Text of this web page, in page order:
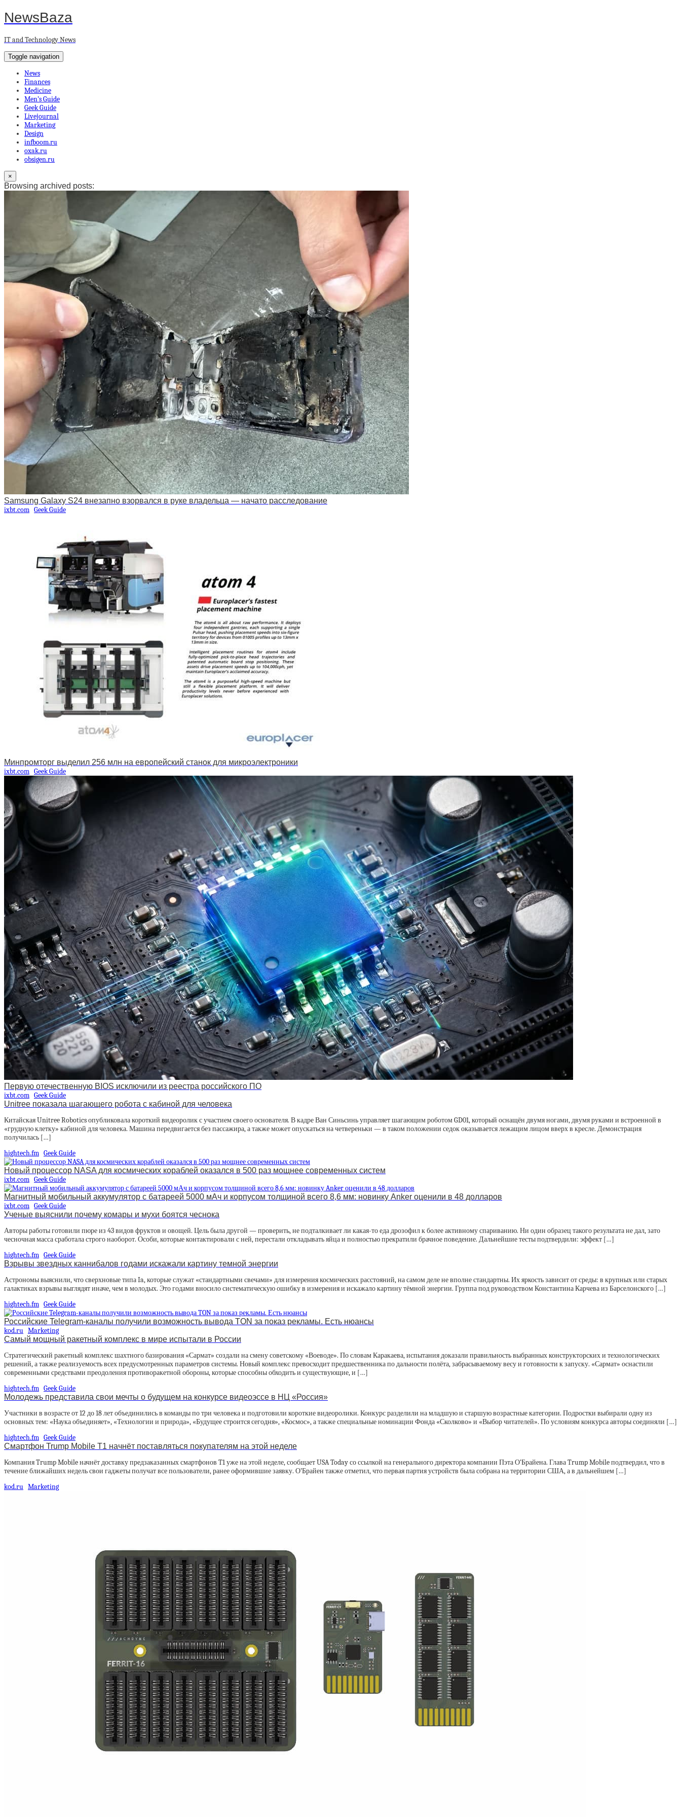
NewsBaza
IT and Technology News
Toggle navigation
News
Finances
Medicine
Men’s Guide
Geek Guide
Livejournal
Marketing
Design
infboom.ru
oxak.ru
obsigen.ru
×
Browsing archived posts:
Samsung Galaxy S24 внезапно взорвался в руке владельца — начато расследование
ixbt.com Geek Guide
Минпромторг выделил 256 млн на европейский станок для микроэлектроники
ixbt.com Geek Guide
Первую отечественную BIOS исключили из реестра российского ПО
ixbt.com Geek Guide
Unitree показала шагающего робота с кабиной для человека
Китайская Unitree Robotics опубликовала короткий видеоролик с участием своего основателя. В кадре Ван Синьсинь управляет шагающим роботом GD01, который оснащён двумя ногами, двумя руками и встроенной в
«грудную клетку» кабиной для человека. Машина передвигается без пассажира, а также может опускаться на четвереньки — в таком положении седок оказывается лежащим лицом вверх в кресле. Демонстрация
получилась […]
hightech.fm Geek Guide
Новый процессор NASA для космических кораблей оказался в 500 раз мощнее современных систем
ixbt.com Geek Guide
Магнитный мобильный аккумулятор с батареей 5000 мАч и корпусом толщиной всего 8,6 мм: новинку Anker оценили в 48 долларов
ixbt.com Geek Guide
Ученые выяснили почему комары и мухи боятся чеснока
Авторы работы готовили пюре из 43 видов фруктов и овощей. Цель была другой — проверить, не подталкивает ли какая-то еда дрозофил к более активному спариванию. Ни один образец такого результата не дал, зато
чесночная масса сработала строго наоборот. Особи, которые контактировали с ней, перестали откладывать яйца и полностью прекратили брачное поведение. Дальнейшие тесты подтвердили: эффект […]
hightech.fm Geek Guide
Взрывы звездных каннибалов годами искажали картину темной энергии
Астрономы выяснили, что сверхновые типа Ia, которые служат «стандартными свечами» для измерения космических расстояний, на самом деле не вполне стандартны. Их яркость зависит от среды: в крупных или старых
галактиках взрывы выглядят иначе, чем в молодых. Это годами вносило систематическую ошибку в измерения и искажало картину тёмной энергии. Группа под руководством Константина Карчева из Барселонского […]
hightech.fm Geek Guide
Российские Telegram-каналы получили возможность вывода TON за показ рекламы. Есть нюансы
kod.ru Marketing
Cамый мощный ракетный комплекс в мире испытали в России
Стратегический ракетный комплекс шахтного базирования «Сармат» создали на смену советскому «Воеводе». По словам Каракаева, испытания доказали правильность выбранных конструкторских и технологических
решений, а также реализуемость всех предусмотренных параметров системы. Новый комплекс превосходит предшественника по дальности полёта, забрасываемому весу и готовности к запуску. «Сармат» оснастили
современными средствами преодоления противоракетной обороны, которые способны обходить и существующие, и […]
hightech.fm Geek Guide
Молодежь представила свои мечты о будущем на конкурсе видеоэссе в НЦ «Россия»
Участники в возрасте от 12 до 18 лет объединились в команды по три человека и подготовили короткие видеоролики. Конкурс разделили на младшую и старшую возрастные категории. Подростки выбирали одну из
основных тем: «Наука объединяет», «Технологии и природа», «Будущее строится сегодня», «Космос», а также специальные номинации Фонда «Сколково» и «Выбор читателей». По условиям конкурса авторы соединяли […]
hightech.fm Geek Guide
Смартфон Trump Mobile T1 начнёт поставляться покупателям на этой неделе
Компания Trump Mobile начнёт доставку предзаказанных смартфонов T1 уже на этой неделе, сообщает USA Today со ссылкой на генерального директора компании Пэта О’Брайена. Глава Trump Mobile подтвердил, что в
течение ближайших недель свои гаджеты получат все пользователи, ранее оформившие заявку. О’Брайен также отметил, что первая партия устройств была собрана на территории США, а в дальнейшем […]
kod.ru Marketing